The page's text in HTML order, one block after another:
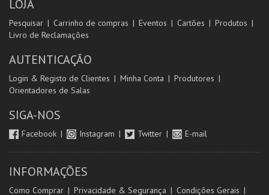
LOJA
Pesquisar Carrinho de compras Eventos Cartões
Produtos
Livro de Reclamações
AUTENTICAÇÃO
Login & Registo de Clientes Minha Conta
Produtores
Orientadores de Salas
SIGA-NOS
Facebook Instagram Twitter E-mail
INFORMAÇÕES
Como Comprar Privacidade & Segurança Condições Gerais